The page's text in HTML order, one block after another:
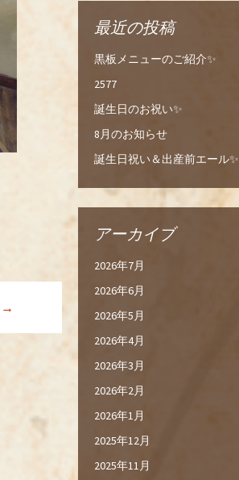
→
最近の投稿
黒板メニューのご紹介✨
2577
誕生日のお祝い✨
8月のお知らせ
誕生日祝い＆出産前エール✨
アーカイブ
2026年7月
2026年6月
2026年5月
2026年4月
2026年3月
2026年2月
2026年1月
2025年12月
2025年11月